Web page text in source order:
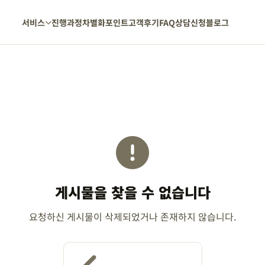
서비스 진행과정차별화포인트고객후기FAQ상담신청블로그
게시물을 찾을 수 없습니다
요청하신 게시물이 삭제되었거나 존재하지 않습니다.